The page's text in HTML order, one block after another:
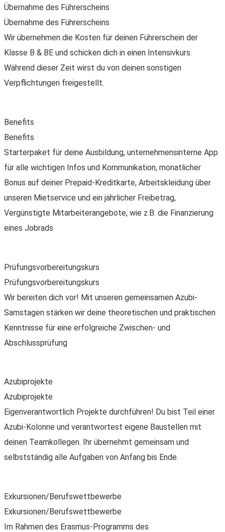
Übernahme des Führerscheins
Übernahme des Führerscheins
Wir übernehmen die Kosten für deinen Führerschein der
Klasse B & BE und schicken dich in einen Intensivkurs.
Während dieser Zeit wirst du von deinen sonstigen
Verpflichtungen freigestellt.
Benefits
Benefits
Starterpaket für deine Ausbildung, unternehmensinterne App
für alle wichtigen Infos und Kommunikation, monatlicher
Bonus auf deiner Prepaid-Kreditkarte, Arbeitskleidung über
unseren Mietservice und ein jährlicher Freibetrag,
Vergünstigte Mitarbeiterangebote, wie z.B. die Finanzierung
eines Jobrads
Prüfungs­vorbereitungskurs
Prüfungsvorbereitungskurs
Wir bereiten dich vor! Mit unseren gemeinsamen Azubi-
Samstagen stärken wir deine theoretischen und praktischen
Kenntnisse für eine erfolgreiche Zwischen- und
Abschlussprüfung
Azubiprojekte
Azubiprojekte
Eigenverantwortlich Projekte durchführen! Du bist Teil einer
Azubi-Kolonne und verantwortest eigene Baustellen mit
deinen Teamkollegen. Ihr übernehmt gemeinsam und
selbstständig alle Aufgaben von Anfang bis Ende.
Exkursionen/Berufswettbewerbe
Exkursionen/Berufswettbewerbe
Im Rahmen des Erasmus-Programms des